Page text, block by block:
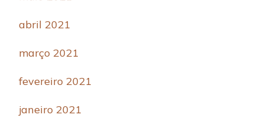
abril 2021
março 2021
fevereiro 2021
janeiro 2021